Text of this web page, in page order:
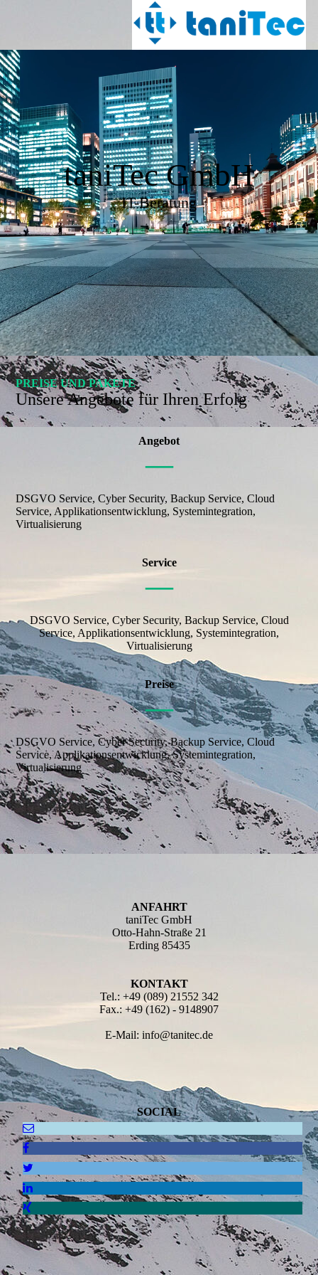
taniTec GmbH
IT-Beratung
PREISE UND PAKETE
Unsere Angebote für Ihren Erfolg
Angebot
—
DSGVO Service, Cyber Security, Backup Service, Cloud
Service, Applikationsentwicklung, Systemintegration,
Virtualisierung
Service
—
DSGVO Service, Cyber Security, Backup Service, Cloud
Service, Applikationsentwicklung, Systemintegration,
Virtualisierung
Preise
—
DSGVO Service, Cyber Security, Backup Service, Cloud
Service, Applikationsentwicklung, Systemintegration,
Virtualisierung
ANFAHRT
taniTec GmbH
Otto-Hahn-Straße 21
Erding 85435
KONTAKT
Tel.: +49 (089) 21552 342
Fax.: +49 (162) - 9148907
E-Mail: info@tanitec.de
SOCIAL